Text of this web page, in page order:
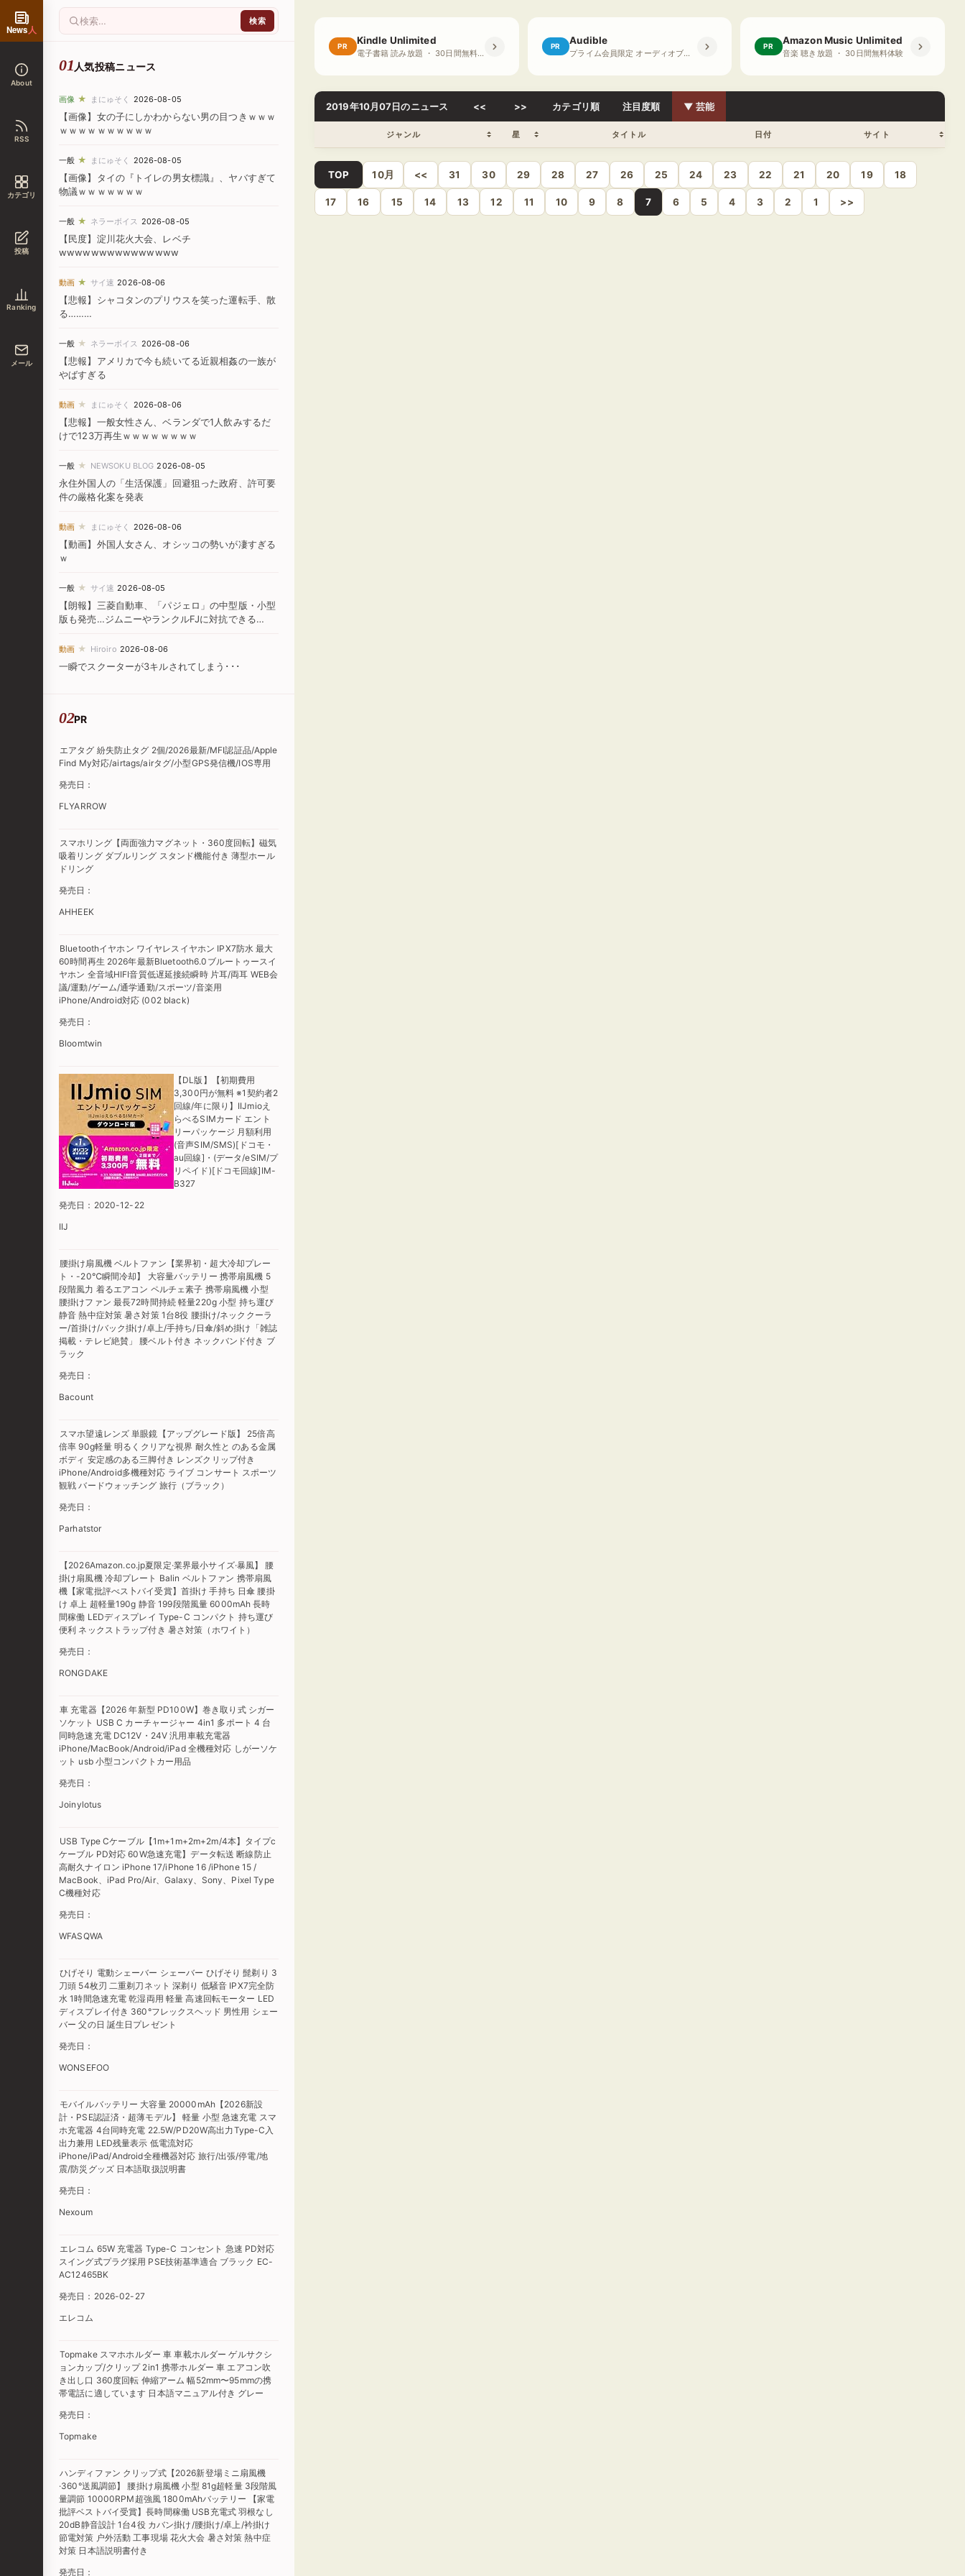
News人
About
RSS
カテゴリ
投稿
Ranking
メール
人気投稿ニュース
画像 ★ まにゅそく 2026-08-05
【画像】女の子にしかわからない男の目つきｗｗｗ
ｗｗｗｗｗｗｗｗｗｗ
一般 ★ まにゅそく 2026-08-05
【画像】タイの『トイレの男女標識』、ヤバすぎて
物議ｗｗｗｗｗｗｗ
一般 ★ ネラーボイス 2026-08-05
【民度】淀川花火大会、レベチ
wwwwwwwwwwwwwww
動画 ★ サイ速 2026-08-06
【悲報】シャコタンのプリウスを笑った運転手、散
る………
一般 ★ ネラーボイス 2026-08-06
【悲報】アメリカで今も続いてる近親相姦の一族が
やばすぎる
動画 ★ まにゅそく 2026-08-06
【悲報】一般女性さん、ベランダで1人飲みするだ
けで123万再生ｗｗｗｗｗｗｗｗ
一般 ★ NEWSOKU BLOG 2026-08-05
永住外国人の「生活保護」回避狙った政府、許可要
件の厳格化案を発表
動画 ★ まにゅそく 2026-08-06
【動画】外国人女さん、オシッコの勢いが凄すぎる
ｗ
一般 ★ サイ速 2026-08-05
【朗報】三菱自動車、「パジェロ」の中型版・小型
版も発売…ジムニーやランクルFJに対抗できる
動画 ★ Hiroiro 2026-08-06
一瞬でスクーターが3キルされてしまう･･･
PR
エアタグ 紛失防止タグ 2個/2026最新/MFI認証品/Apple
Find My対応/airtags/airタグ/小型GPS発信機/IOS専用
発売日：
FLYARROW
スマホリング【両面強力マグネット・360度回転】磁気
吸着リング ダブルリング スタンド機能付き 薄型ホール
ドリング
発売日：
AHHEEK
Bluetoothイヤホン ワイヤレスイヤホン IPX7防水 最大
60時間再生 2026年最新Bluetooth6.0ブルートゥースイ
ヤホン 全音域HIFI音質低遅延接続瞬時 片耳/両耳 WEB会
議/運動/ゲーム/通学通勤/スポーツ/音楽用
iPhone/Android対応 (002 black)
発売日：
Bloomtwin
【DL版】【初期費用
3,300円が無料 ※1契約者2
回線/年に限り】IIJmioえ
らべるSIMカード エント
リーパッケージ 月額利用
(音声SIM/SMS)[ドコモ・
au回線]・(データ/eSIM/プ
リペイド)[ドコモ回線]IM-
B327
発売日：2020-12-22
IIJ
腰掛け扇風機 ベルトファン【業界初・超大冷却プレー
ト・-20℃瞬間冷却】 大容量バッテリー 携帯扇風機 5
段階風力 着るエアコン ペルチェ素子 携帯扇風機 小型
腰掛けファン 最長72時間持続 軽量220g 小型 持ち運び
静音 熱中症対策 暑さ対策 1台8役 腰掛け/ネッククーラ
ー/首掛け/バック掛け/卓上/手持ち/日傘/斜め掛け「雑誌
掲載・テレビ絶賛」 腰ベルト付き ネックバンド付き ブ
ラック
発売日：
Bacount
スマホ望遠レンズ 単眼鏡【アップグレード版】 25倍高
倍率 90g軽量 明るくクリアな視界 耐久性と のある金属
ボディ 安定感のある三脚付き レンズクリップ付き
iPhone/Android多機種対応 ライブ コンサート スポーツ
観戦 バードウォッチング 旅行（ブラック）
発売日：
Parhatstor
【2026Amazon.co.jp夏限定·業界最小サイズ·暴風】 腰
掛け扇風機 冷却プレート Balin ベルトファン 携帯扇風
機【家電批評べス卜バイ受賞】首掛け 手持ち 日傘 腰掛
け 卓上 超軽量190g 静音 199段階風量 6000mAh 長時
間稼働 LEDディスプレイ Type-C コンパクト 持ち運び
便利 ネックストラップ付き 暑さ対策（ホワイト）
発売日：
RONGDAKE
車 充電器【2026 年新型 PD100W】巻き取り式 シガー
ソケット USB C カーチャージャー 4in1 多ポート 4 台
同時急速充電 DC12V・24V 汎用車載充電器
iPhone/MacBook/Android/iPad 全機種対応 しがーソケ
ット usb 小型コンパクトカー用品
発売日：
Joinylotus
USB Type Cケーブル【1m+1m+2m+2m/4本】タイプc
ケーブル PD対応 60W急速充電】データ転送 断線防止
高耐久ナイロン iPhone 17/iPhone 16 /iPhone 15 /
MacBook、iPad Pro/Air、Galaxy、Sony、Pixel Type
C機種対応
発売日：
WFASQWA
ひげそり 電動シェーバー シェーバー ひげそり 髭剃り 3
刀頭 54枚刃 二重剃刀ネット 深剃り 低騒音 IPX7完全防
水 1時間急速充電 乾湿両用 軽量 高速回転モーター LED
ディスプレイ付き 360°フレックスヘッド 男性用 シェー
バー 父の日 誕生日プレゼント
発売日：
WONSEFOO
モバイルバッテリー 大容量 20000mAh【2026新設
計・PSE認証済・超薄モデル】 軽量 小型 急速充電 スマ
ホ充電器 4台同時充電 22.5W/PD20W高出力Type-C入
出力兼用 LED残量表示 低電流対応
iPhone/iPad/Android全種機器対応 旅行/出張/停電/地
震/防災グッズ 日本語取扱説明書
発売日：
Nexoum
エレコム 65W 充電器 Type-C コンセント 急速 PD対応
スイング式プラグ採用 PSE技術基準適合 ブラック EC-
AC12465BK
発売日：2026-02-27
エレコム
Topmake スマホホルダー 車 車載ホルダー ゲルサクシ
ョンカップ/クリップ 2in1 携帯ホルダー 車 エアコン吹
き出し口 360度回転 伸縮アーム 幅52mm〜95mmの携
帯電話に適しています 日本語マニュアル付き グレー
発売日：
Topmake
ハンディファン クリップ式【2026新登場ミニ扇風機
·360°送風調節】 腰掛け扇風機 小型 81g超軽量 3段階風
量調節 10000RPM超強風 1800mAhバッテリー 【家電
批評ベストバイ受賞】長時間稼働 USB充電式 羽根なし
20dB静音設計 1台4役 カバン掛け/腰掛け/卓上/衿掛け
節電対策 户外活動 工事現場 花火大会 暑さ対策 熱中症
対策 日本語説明書付き
発売日：
PR Kindle Unlimited
電子書籍 読み放題 ・ 30日間無料体験
PR Audible
プライム会員限定 オーディオブック ・ 30日間無料体験
PR Amazon Music Unlimited
音楽 聴き放題 ・ 30日間無料体験
2019年10月07日のニュース << >> カテゴリ順 注目度順 ▼ 芸能
ジャンル 星 タイトル 日付 サイト
TOP 10月 << 31 30 29 28 27 26 25 24 23 22 21 20 19 18
17 16 15 14 13 12 11 10 9 8 7 6 5 4 3 2 1 >>